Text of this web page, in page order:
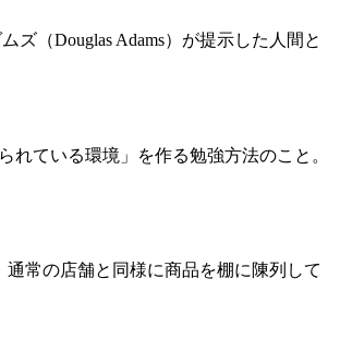
ズ（Douglas Adams）が提示した人間と
ている環境」を作る勉強方法のこと。
常の店舗と同様に商品を棚に陳列して